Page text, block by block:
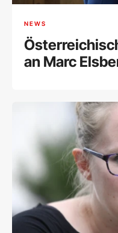
NEWS
an Marc